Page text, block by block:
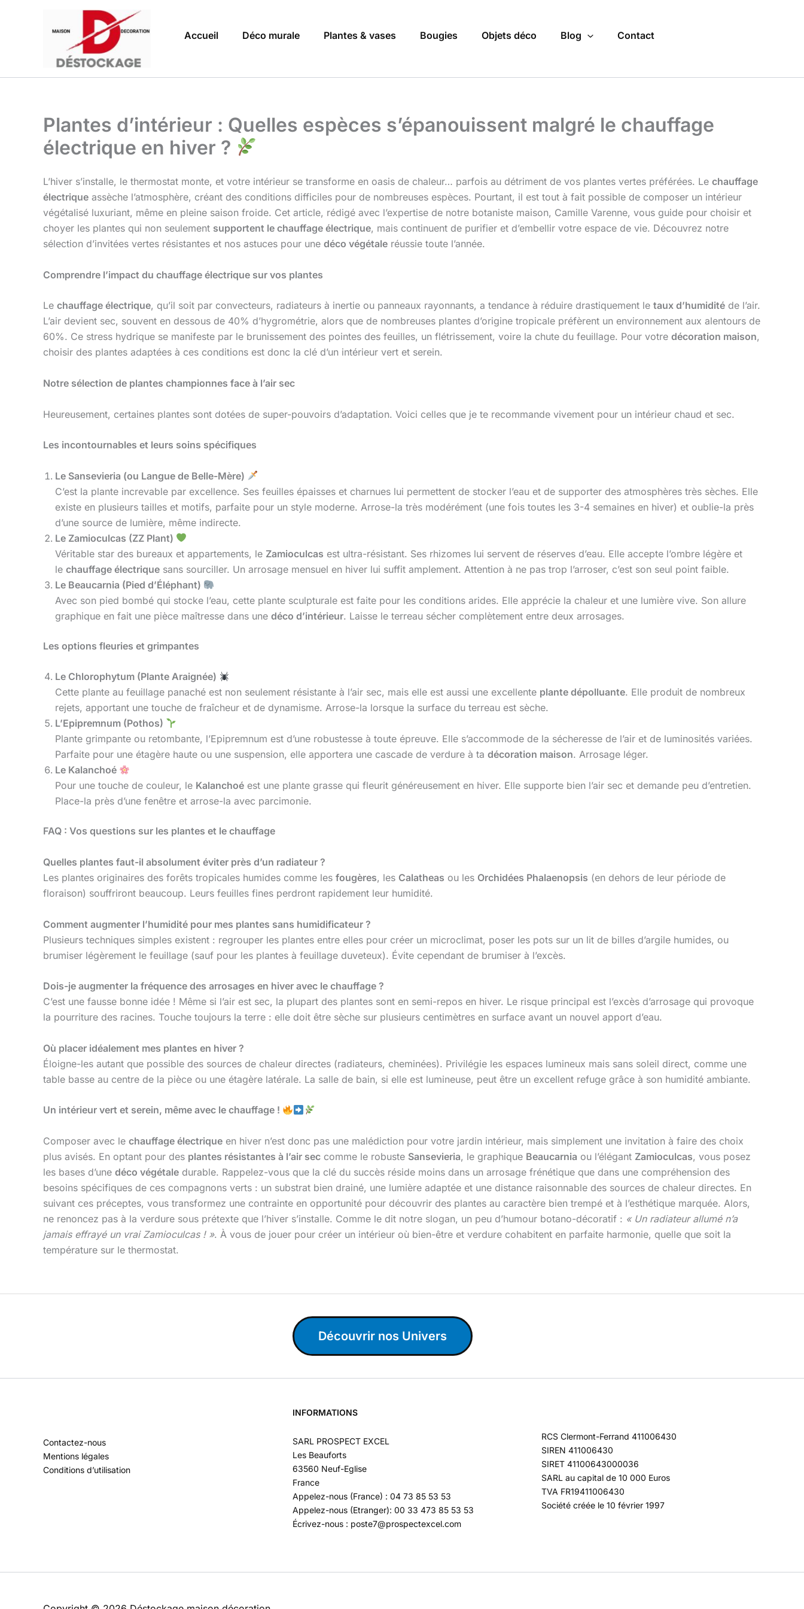
Accueil Déco murale Plantes & vases Bougies Objets déco Blog Contact
Plantes d’intérieur : Quelles espèces s’épanouissent malgré le chauffage
électrique en hiver ?
L’hiver s’installe, le thermostat monte, et votre intérieur se transforme en oasis de chaleur… parfois au détriment de vos plantes vertes préférées. Le chauffage
électrique assèche l’atmosphère, créant des conditions difficiles pour de nombreuses espèces. Pourtant, il est tout à fait possible de composer un intérieur
végétalisé luxuriant, même en pleine saison froide. Cet article, rédigé avec l’expertise de notre botaniste maison, Camille Varenne, vous guide pour choisir et
choyer les plantes qui non seulement supportent le chauffage électrique, mais continuent de purifier et d’embellir votre espace de vie. Découvrez notre
sélection d’invitées vertes résistantes et nos astuces pour une déco végétale réussie toute l’année.
Comprendre l’impact du chauffage électrique sur vos plantes
Le chauffage électrique, qu’il soit par convecteurs, radiateurs à inertie ou panneaux rayonnants, a tendance à réduire drastiquement le taux d’humidité de l’air.
L’air devient sec, souvent en dessous de 40% d’hygrométrie, alors que de nombreuses plantes d’origine tropicale préfèrent un environnement aux alentours de
60%. Ce stress hydrique se manifeste par le brunissement des pointes des feuilles, un flétrissement, voire la chute du feuillage. Pour votre décoration maison,
choisir des plantes adaptées à ces conditions est donc la clé d’un intérieur vert et serein.
Notre sélection de plantes championnes face à l’air sec
Heureusement, certaines plantes sont dotées de super-pouvoirs d’adaptation. Voici celles que je te recommande vivement pour un intérieur chaud et sec.
Les incontournables et leurs soins spécifiques
Le Sansevieria (ou Langue de Belle-Mère)
C’est la plante increvable par excellence. Ses feuilles épaisses et charnues lui permettent de stocker l’eau et de supporter des atmosphères très sèches. Elle
existe en plusieurs tailles et motifs, parfaite pour un style moderne. Arrose-la très modérément (une fois toutes les 3-4 semaines en hiver) et oublie-la près
d’une source de lumière, même indirecte.
Le Zamioculcas (ZZ Plant)
Véritable star des bureaux et appartements, le Zamioculcas est ultra-résistant. Ses rhizomes lui servent de réserves d’eau. Elle accepte l’ombre légère et
le chauffage électrique sans sourciller. Un arrosage mensuel en hiver lui suffit amplement. Attention à ne pas trop l’arroser, c’est son seul point faible.
Le Beaucarnia (Pied d’Éléphant)
Avec son pied bombé qui stocke l’eau, cette plante sculpturale est faite pour les conditions arides. Elle apprécie la chaleur et une lumière vive. Son allure
graphique en fait une pièce maîtresse dans une déco d’intérieur. Laisse le terreau sécher complètement entre deux arrosages.
Les options fleuries et grimpantes
Le Chlorophytum (Plante Araignée)
Cette plante au feuillage panaché est non seulement résistante à l’air sec, mais elle est aussi une excellente plante dépolluante. Elle produit de nombreux
rejets, apportant une touche de fraîcheur et de dynamisme. Arrose-la lorsque la surface du terreau est sèche.
L’Epipremnum (Pothos)
Plante grimpante ou retombante, l’Epipremnum est d’une robustesse à toute épreuve. Elle s’accommode de la sécheresse de l’air et de luminosités variées.
Parfaite pour une étagère haute ou une suspension, elle apportera une cascade de verdure à ta décoration maison. Arrosage léger.
Le Kalanchoé
Pour une touche de couleur, le Kalanchoé est une plante grasse qui fleurit généreusement en hiver. Elle supporte bien l’air sec et demande peu d’entretien.
Place-la près d’une fenêtre et arrose-la avec parcimonie.
FAQ : Vos questions sur les plantes et le chauffage
Quelles plantes faut-il absolument éviter près d’un radiateur ?
Les plantes originaires des forêts tropicales humides comme les fougères, les Calatheas ou les Orchidées Phalaenopsis (en dehors de leur période de
floraison) souffriront beaucoup. Leurs feuilles fines perdront rapidement leur humidité.
Comment augmenter l’humidité pour mes plantes sans humidificateur ?
Plusieurs techniques simples existent : regrouper les plantes entre elles pour créer un microclimat, poser les pots sur un lit de billes d’argile humides, ou
brumiser légèrement le feuillage (sauf pour les plantes à feuillage duveteux). Évite cependant de brumiser à l’excès.
Dois-je augmenter la fréquence des arrosages en hiver avec le chauffage ?
C’est une fausse bonne idée ! Même si l’air est sec, la plupart des plantes sont en semi-repos en hiver. Le risque principal est l’excès d’arrosage qui provoque
la pourriture des racines. Touche toujours la terre : elle doit être sèche sur plusieurs centimètres en surface avant un nouvel apport d’eau.
Où placer idéalement mes plantes en hiver ?
Éloigne-les autant que possible des sources de chaleur directes (radiateurs, cheminées). Privilégie les espaces lumineux mais sans soleil direct, comme une
table basse au centre de la pièce ou une étagère latérale. La salle de bain, si elle est lumineuse, peut être un excellent refuge grâce à son humidité ambiante.
Un intérieur vert et serein, même avec le chauffage !
Composer avec le chauffage électrique en hiver n’est donc pas une malédiction pour votre jardin intérieur, mais simplement une invitation à faire des choix
plus avisés. En optant pour des plantes résistantes à l’air sec comme le robuste Sansevieria, le graphique Beaucarnia ou l’élégant Zamioculcas, vous posez
les bases d’une déco végétale durable. Rappelez-vous que la clé du succès réside moins dans un arrosage frénétique que dans une compréhension des
besoins spécifiques de ces compagnons verts : un substrat bien drainé, une lumière adaptée et une distance raisonnable des sources de chaleur directes. En
suivant ces préceptes, vous transformez une contrainte en opportunité pour découvrir des plantes au caractère bien trempé et à l’esthétique marquée. Alors,
ne renoncez pas à la verdure sous prétexte que l’hiver s’installe. Comme le dit notre slogan, un peu d’humour botano-décoratif : « Un radiateur allumé n’a
jamais effrayé un vrai Zamioculcas ! ». À vous de jouer pour créer un intérieur où bien-être et verdure cohabitent en parfaite harmonie, quelle que soit la
température sur le thermostat.
Découvrir nos Univers
Contactez-nous
Mentions légales
Conditions d’utilisation
INFORMATIONS
SARL PROSPECT EXCEL
Les Beauforts
63560 Neuf-Eglise
France
Appelez-nous (France) : 04 73 85 53 53
Appelez-nous (Etranger): 00 33 473 85 53 53
Écrivez-nous : poste7@prospectexcel.com
RCS Clermont-Ferrand 411006430
SIREN 411006430
SIRET 41100643000036
SARL au capital de 10 000 Euros
TVA FR19411006430
Société créée le 10 février 1997